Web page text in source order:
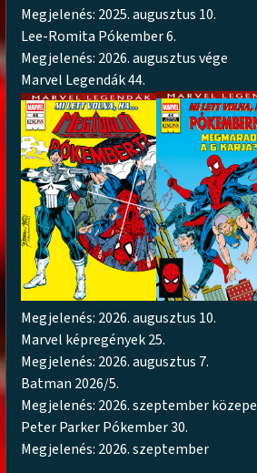
Megjelenés: 2025. augusztus 10.
Lee-Romita Pókember 6.
Megjelenés: 2026. augusztus vége
Marvel Legendák 44.
Megjelenés: 2026. augusztus 10.
Marvel képregények 25.
Megjelenés: 2026. augusztus 7.
Batman 2026/5.
Megjelenés: 2026. szeptember közepe
Peter Parker Pókember 30.
Megjelenés: 2026. szeptember